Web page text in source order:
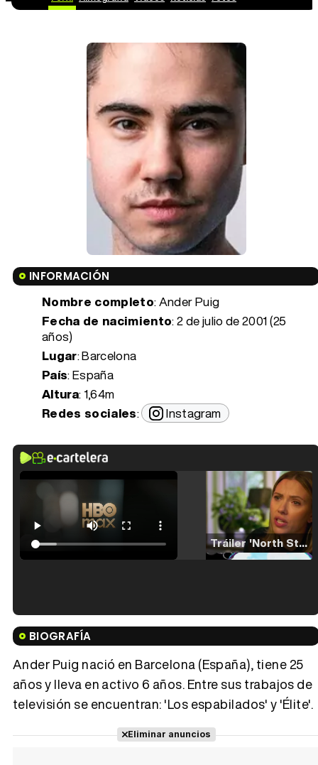
INFORMACIÓN
Nombre completo: Ander Puig
Fecha de nacimiento:2 de julio de 2001 (25
años)
Lugar: Barcelona
País: España
Altura: 1,64m
Redes sociales: Instagram
Tráiler 'North Star' (2023)
Tráiler en español de 'La isla olvidada'
Tráiler 'Vida perra' (2026)
BIOGRAFÍA
Ander Puig nació en Barcelona (España), tiene 25
años y lleva en activo 6 años. Entre sus trabajos de
televisión se encuentran: 'Los espabilados' y 'Élite'.
Eliminar anuncios